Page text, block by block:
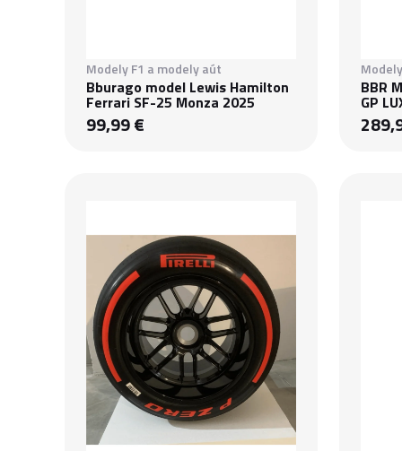
Modely F1 a modely aút
Bburago model Lewis Hamilton
Ferrari SF-25 Monza 2025
99,99 €
BBR
GP